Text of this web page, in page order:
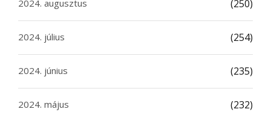
2024. augusztus (250)
2024. július (254)
2024. június (235)
2024. május (232)